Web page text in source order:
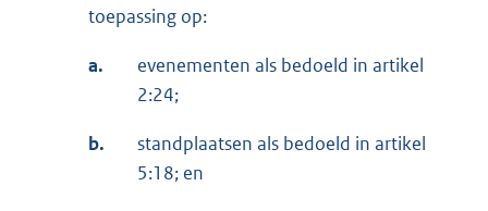
toepassing op:
a.
evenementen als bedoeld in artikel
2:24;
b.
standplaatsen als bedoeld in artikel
5:18; en